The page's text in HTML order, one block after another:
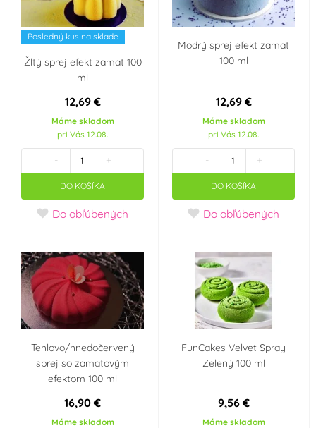
Posledný kus na sklade
Žltý sprej efekt zamat 100
ml
12,69 €
Máme skladom
pri Vás 12.08.
- +
DO KOŠÍKA
Do obľúbených
Modrý sprej efekt zamat
100 ml
12,69 €
Máme skladom
pri Vás 12.08.
- +
DO KOŠÍKA
Do obľúbených
Tehlovo/hnedočervený
sprej so zamatovým
efektom 100 ml
16,90 €
Máme skladom
FunCakes Velvet Spray
Zelený 100 ml
9,56 €
Máme skladom